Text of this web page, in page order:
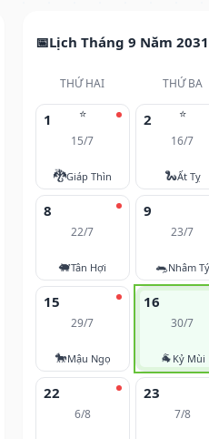
Lịch Tháng 9 Năm 2031
THỨ HAI THỨ BA
⭐
1
15/7
🐉Giáp Thìn
⭐
2
16/7
🐍Ất Tỵ
8
22/7
🐖Tân Hợi
9
23/7
🐀Nhâm Tý
15
29/7
🐎Mậu Ngọ
16
30/7
🐐 Kỷ Mùi
22
6/8
23
7/8